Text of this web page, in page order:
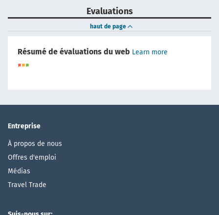
Evaluations
haut de page
Résumé de évaluations du web Learn more
Entreprise
À propos de nous
Offres d'emploi
Médias
Travel Trade